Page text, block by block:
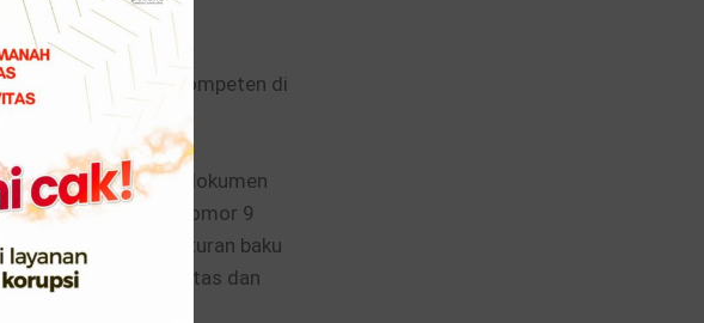
yang sangat kompeten di
BDK Surabaya.
penyusunan dokumen
Agama (KMA) Nomor 9
Agama. Aturan baku
profesionalitas dan